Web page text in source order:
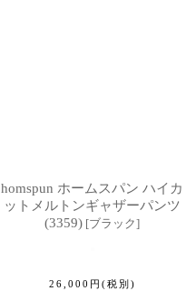
homspun ホームスパン ハイカ
ットメルトンギャザーパンツ
(3359) [ブラック]
26,000 円 (税別)